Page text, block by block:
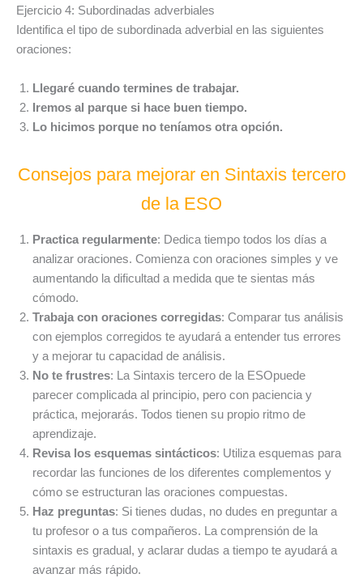
Ejercicio 4: Subordinadas adverbiales
Identifica el tipo de subordinada adverbial en las siguientes
oraciones:
Llegaré cuando termines de trabajar.
Iremos al parque si hace buen tiempo.
Lo hicimos porque no teníamos otra opción.
Consejos para mejorar en Sintaxis tercero
de la ESO
Practica regularmente: Dedica tiempo todos los días a
analizar oraciones. Comienza con oraciones simples y ve
aumentando la dificultad a medida que te sientas más
cómodo.
Trabaja con oraciones corregidas: Comparar tus análisis
con ejemplos corregidos te ayudará a entender tus errores
y a mejorar tu capacidad de análisis.
No te frustres: La Sintaxis tercero de la ESOpuede
parecer complicada al principio, pero con paciencia y
práctica, mejorarás. Todos tienen su propio ritmo de
aprendizaje.
Revisa los esquemas sintácticos: Utiliza esquemas para
recordar las funciones de los diferentes complementos y
cómo se estructuran las oraciones compuestas.
Haz preguntas: Si tienes dudas, no dudes en preguntar a
tu profesor o a tus compañeros. La comprensión de la
sintaxis es gradual, y aclarar dudas a tiempo te ayudará a
avanzar más rápido.